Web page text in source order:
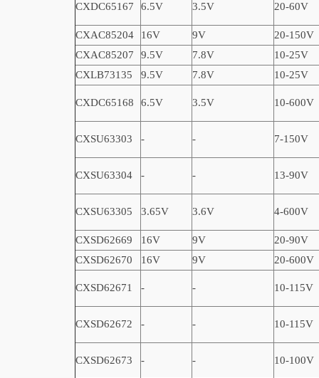
CXDC65167 6.5V 3.5V 20-60V
CXAC85204 16V 9V
20-150V
CXAC85207
9.5V 7.8V
10-25V
CXLB73135
9.5V 7.8V 10-25V
CXDC65168 6.5V 3.5V 10-600V
CXSU63303 - - 7-150V
CXSU63304 - - 13-90V
CXSU63305 3.65V 3.6V 4-600V
CXSD62669 16V 9V
20-90V
CXSD62670
16V 9V 20-600V
CXSD62671 - - 10-115V
CXSD62672 - - 10-115V
CXSD62673 - - 10-100V